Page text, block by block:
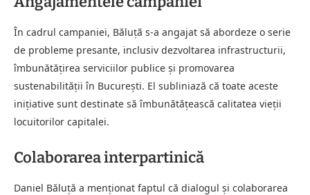
În cadrul campaniei, Băluță s-a angajat să abordeze o serie
de probleme presante, inclusiv dezvoltarea infrastructurii,
îmbunătățirea serviciilor publice și promovarea
sustenabilității în București. El subliniază că toate aceste
inițiative sunt destinate să îmbunătățească calitatea vieții
locuitorilor capitalei.
Colaborarea interpartinică
Daniel Băluță a menționat faptul că dialogul și colaborarea